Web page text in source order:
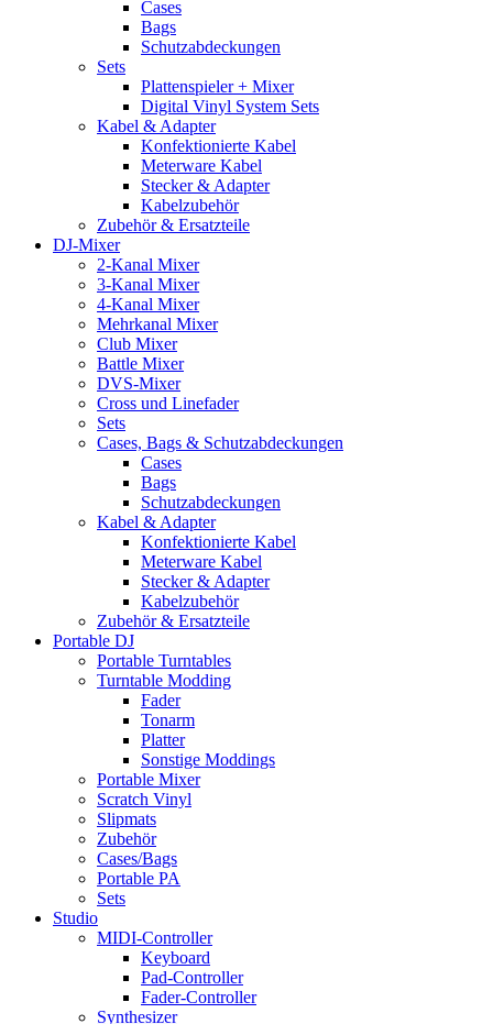
Cases
Bags
Schutzabdeckungen
Sets
Plattenspieler + Mixer
Digital Vinyl System Sets
Kabel & Adapter
Konfektionierte Kabel
Meterware Kabel
Stecker & Adapter
Kabelzubehör
Zubehör & Ersatzteile
DJ-Mixer
2-Kanal Mixer
3-Kanal Mixer
4-Kanal Mixer
Mehrkanal Mixer
Club Mixer
Battle Mixer
DVS-Mixer
Cross und Linefader
Sets
Cases, Bags & Schutzabdeckungen
Cases
Bags
Schutzabdeckungen
Kabel & Adapter
Konfektionierte Kabel
Meterware Kabel
Stecker & Adapter
Kabelzubehör
Zubehör & Ersatzteile
Portable DJ
Portable Turntables
Turntable Modding
Fader
Tonarm
Platter
Sonstige Moddings
Portable Mixer
Scratch Vinyl
Slipmats
Zubehör
Cases/Bags
Portable PA
Sets
Studio
MIDI-Controller
Keyboard
Pad-Controller
Fader-Controller
Synthesizer